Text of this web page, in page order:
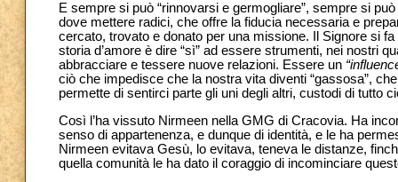
E sempre si può “rinnovarsi e germogliare”, sempre si
dove mettere radici, che offre la fiducia necessaria e
cercato, trovato e donato per una missione. Il Signore si
storia d’amore è dire “sì” ad essere strumenti, nei nostri
abbracciare e tessere nuove relazioni. Essere un
ciò che impedisce che la nostra vita diventi “gassosa”,
permette di sentirci parte gli uni degli altri, custodi di tutto
Così l’ha vissuto Nirmeen nella GMG di Cracovia. Ha
senso di appartenenza, e dunque di identità, e le ha
Nirmeen evitava Gesù, lo evitava, teneva le distanze,
quella comunità le ha dato il coraggio di incominciare